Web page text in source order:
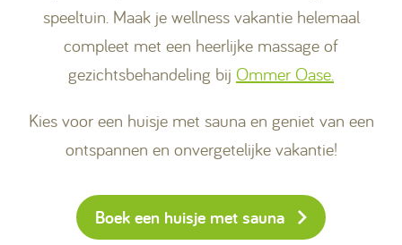
speeltuin. Maak je wellness vakantie helemaal
compleet met een heerlijke massage of
gezichtsbehandeling bij Ommer Oase.
Kies voor een huisje met sauna en geniet van een
ontspannen en onvergetelijke vakantie!
Boek een huisje met sauna